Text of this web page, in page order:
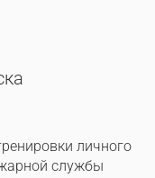
личного
службы